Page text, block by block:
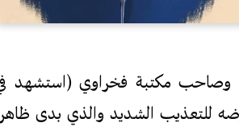
وصاحب مكتبة فخراوي (استشهد
تعرضه للتعذيب الشديد والذي بدى